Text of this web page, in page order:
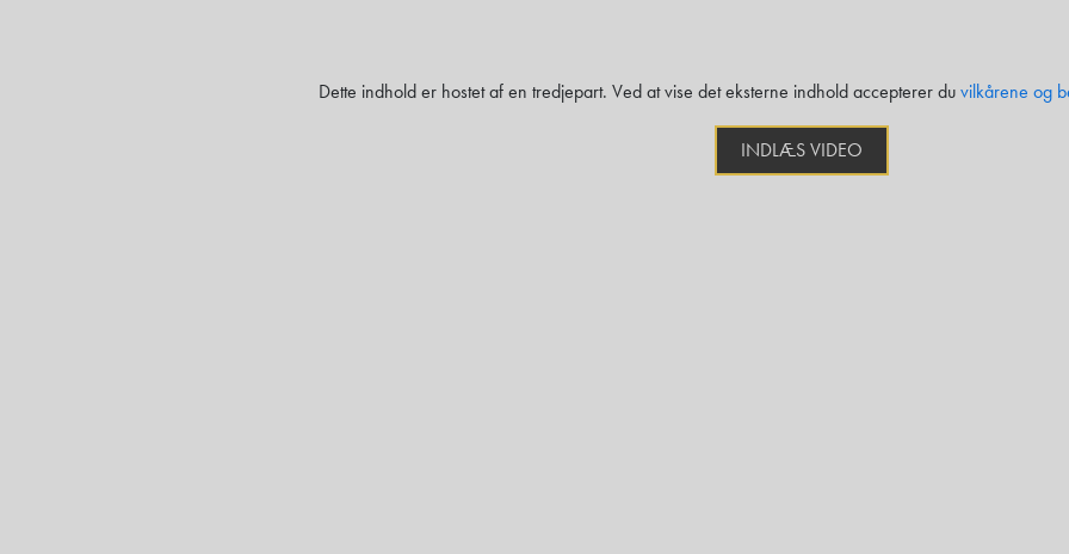
Dette indhold er hostet af en tredjepart. Ved at vise det eksterne indhold accepterer duvilkårene og
INDLÆS VIDEO